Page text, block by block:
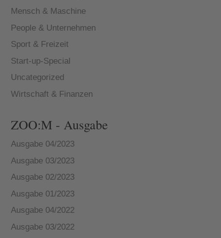
Mensch & Maschine
People & Unternehmen
Sport & Freizeit
Start-up-Special
Uncategorized
Wirtschaft & Finanzen
ZOO:M - Ausgabe
Ausgabe 04/2023
Ausgabe 03/2023
Ausgabe 02/2023
Ausgabe 01/2023
Ausgabe 04/2022
Ausgabe 03/2022